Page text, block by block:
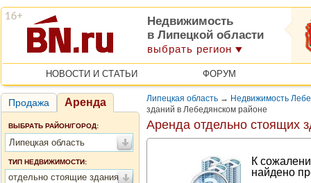
Недвижимость
в Липецкой области
выбрать регион
НОВОСТИ И СТАТЬИ ФОРУМ
Продажа Аренда
ВЫБРАТЬ РАЙОН/ГОРОД:
Липецкая область
ТИП НЕДВИЖИМОСТИ:
отдельно стоящие здания
Липецкая область → Недвижимость
зданий в Лебедянском районе
Аренда отдельно стоящих
К
найдено